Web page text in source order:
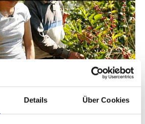
Details Über Cookies
Mexikos Natur schützt